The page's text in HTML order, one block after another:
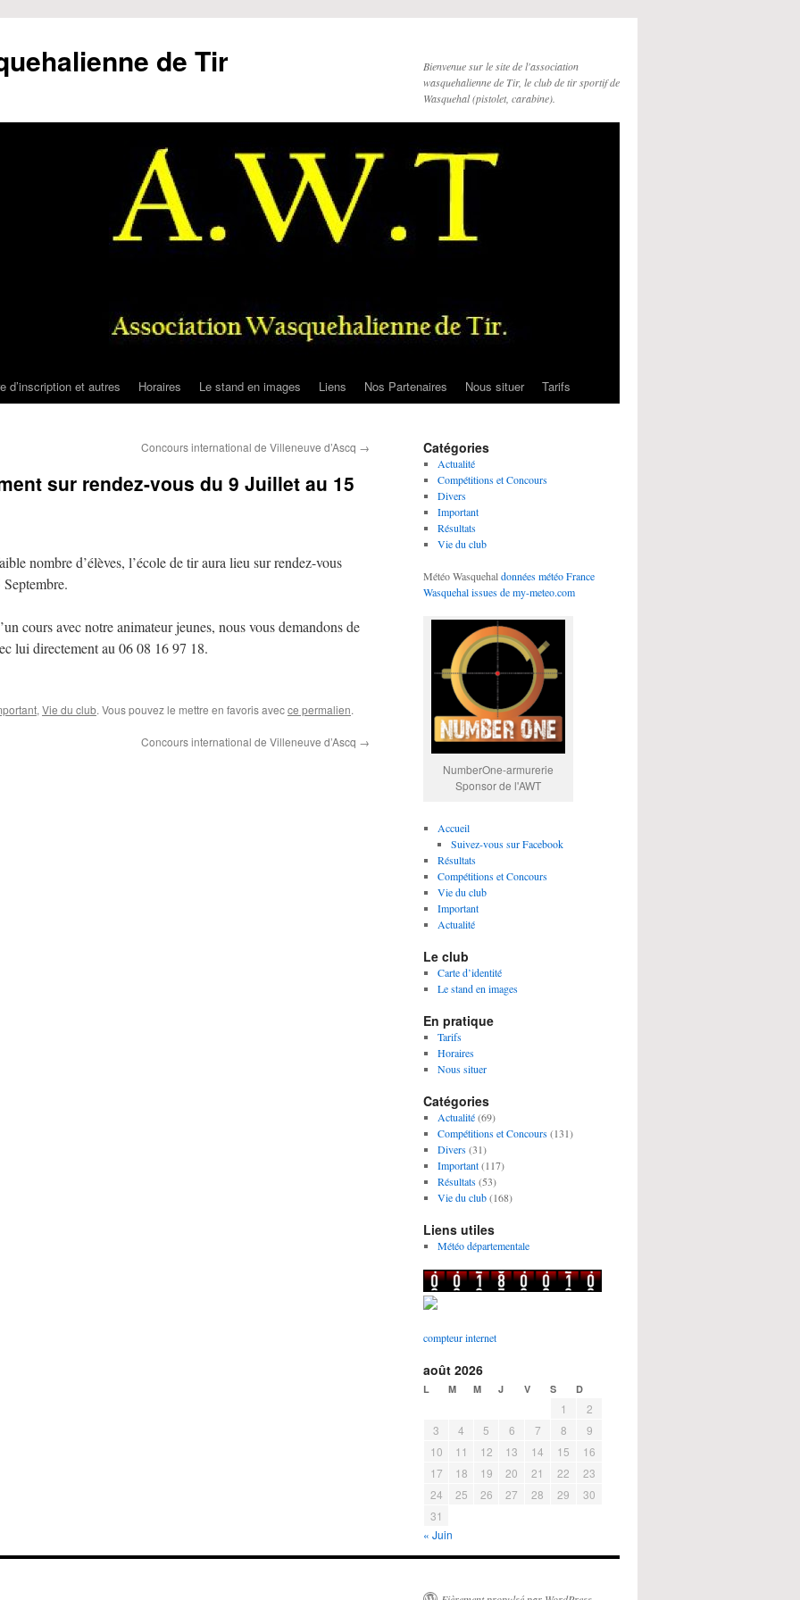
de Tir
Bienvenue sur le site de l'association
wasquehalienne de Tir, le club de tir sportif de
Wasquehal (pistolet, carabine).
d’inscription et autres Horaires Le stand en images Liens Nos Partenaires Nous situer Tarifs
Concours international de Villeneuve d’Ascq →
sur rendez-vous du 9 Juillet au 15
nombre d’élèves, l’école de tir aura lieu sur rendez-vous
cours avec notre animateur jeunes, nous vous demandons de
lui directement au 06 08 16 97 18.
, Vie du club. Vous pouvez le mettre en favoris avecce permalien.
Concours international de Villeneuve d’Ascq →
Catégories
Actualité
Compétitions et Concours
Divers
Important
Résultats
Vie du club
Météo Wasquehaldonnées météo France
Wasquehal issues de my-meteo.com
NumberOne-armurerie
Sponsor de l'AWT
Accueil
Suivez-vous sur Facebook
Résultats
Compétitions et Concours
Vie du club
Important
Actualité
Le club
Carte d’identité
Le stand en images
En pratique
Tarifs
Horaires
Nous situer
Catégories
Actualité(69)
Compétitions et Concours(131)
Divers(31)
Important(117)
Résultats(53)
Vie du club(168)
Liens utiles
Météo départementale
compteur internet
août 2026
L M M J V S D
1
2
3
4 5 6 7 8
9
10
11 12 13 14 15
16
17
18 19 20 21 22
23
24
25 26 27 28 29
30
31
« Juin